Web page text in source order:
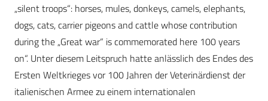
„silent troops“: horses, mules, donkeys, camels, elephants,
dogs, cats, carrier pigeons and cattle whose contribution
during the „Great war“ is commemorated here 100 years
on“. Unter diesem Leitspruch hatte anlässlich des Endes des
Ersten Weltkrieges vor 100 Jahren der Veterinärdienst der
italienischen Armee zu einem internationalen